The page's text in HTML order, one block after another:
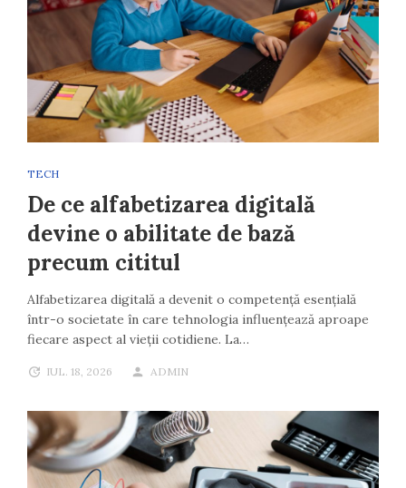
TECH
De ce alfabetizarea digitală
devine o abilitate de bază
precum cititul
Alfabetizarea digitală a devenit o competență esențială
într-o societate în care tehnologia influențează aproape
fiecare aspect al vieții cotidiene. La…
IUL. 18, 2026 ADMIN